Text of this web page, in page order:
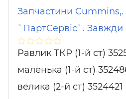
Запчастини Cummins,.
`ПартСервіс`. Завжди
Равлик ТКР (1-й ст)
маленька (1-й ст)
велика (2-й ст)